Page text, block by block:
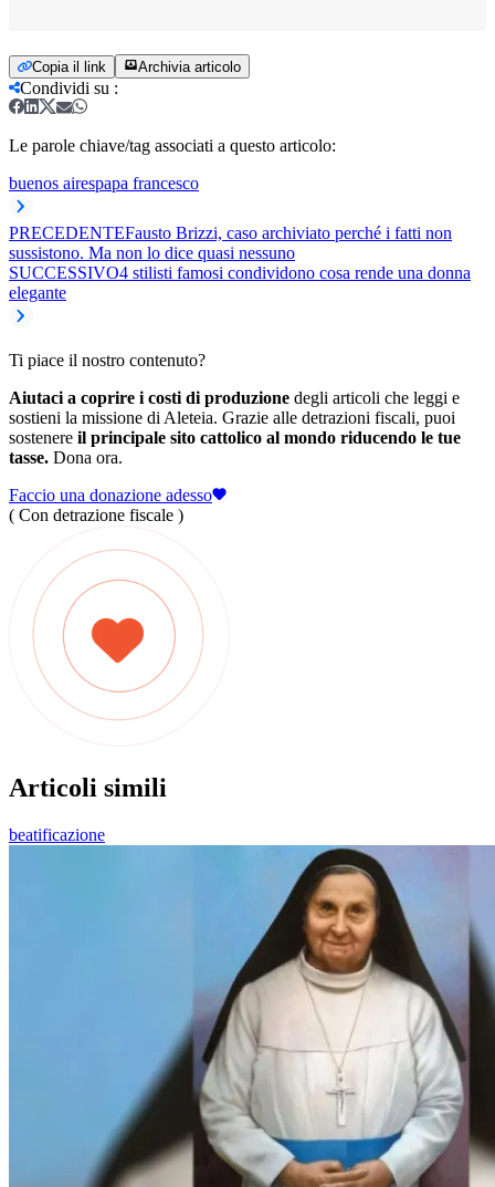
Copia il link Archivia articolo
Condividi su :
Le parole chiave/tag associati a questo articolo:
buenos airespapa francesco
PRECEDENTEFausto Brizzi, caso archiviato perché i fatti non
sussistono. Ma non lo dice quasi nessuno
SUCCESSIVO4 stilisti famosi condividono cosa rende una donna
elegante
Ti piace il nostro contenuto?
Aiutaci a coprire i costi di produzione degli articoli che leggi e
sostieni la missione di Aleteia. Grazie alle detrazioni fiscali, puoi
sostenere il principale sito cattolico al mondo riducendo le tue
tasse. Dona ora.
Faccio una donazione adesso
( Con detrazione fiscale )
Articoli simili
beatificazione